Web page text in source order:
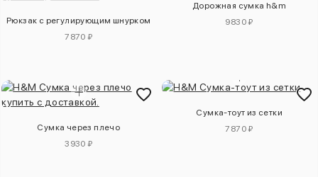
Рюкзак с регулирующим шнурком
7870 ₽
Дорожная сумка h&m
9830 ₽
Сумка через плечо
3930 ₽
Сумка-тоут из сетки
7870 ₽